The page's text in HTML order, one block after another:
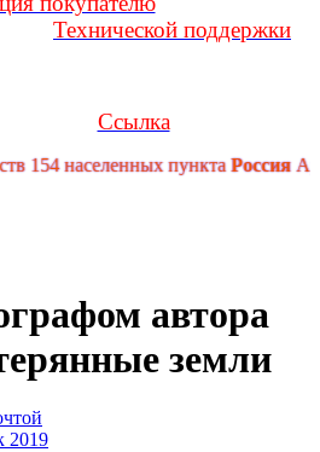
Любые вопросы
Технической поддержки
Ссылка
154 населенных пунктаРоссия
автора
земли
2019